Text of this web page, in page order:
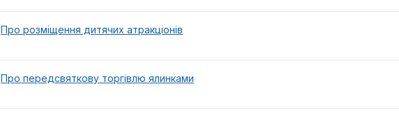
Про розміщення дитячих атракціонів
Про передсвяткову торгівлю ялинками